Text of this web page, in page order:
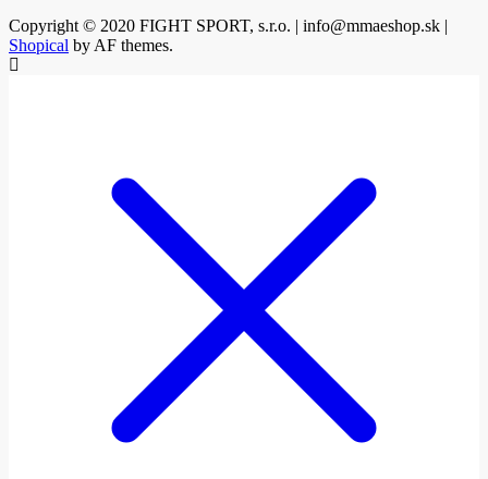
Copyright © 2020 FIGHT SPORT, s.r.o. | info@mmaeshop.sk |
Shopical by AF themes.